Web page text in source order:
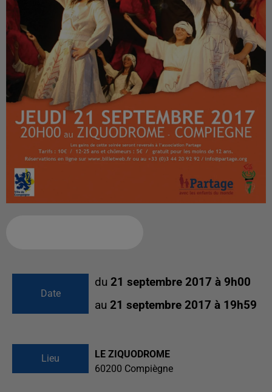
Date
du 21 septembre 2017 à 9h00
au 21 septembre 2017 à 19h59
Lieu
LE ZIQUODROME
60200 Compiègne